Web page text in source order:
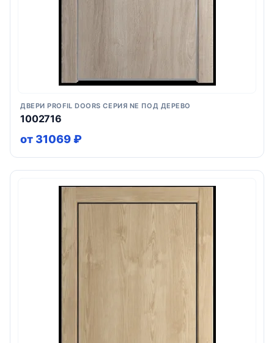
ДВЕРИ PROFIL DOORS СЕРИЯ NE ПОД ДЕРЕВО
1002716
от 31069 ₽